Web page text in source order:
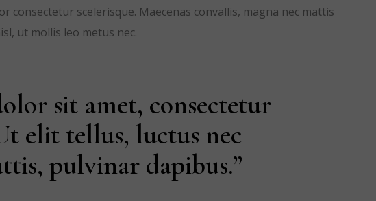
consectetur scelerisque. Maecenas convallis, magna nec mattis
ut mollis leo metus nec.
sit amet, consectetur
elit tellus, luctus nec
pulvinar dapibus.”